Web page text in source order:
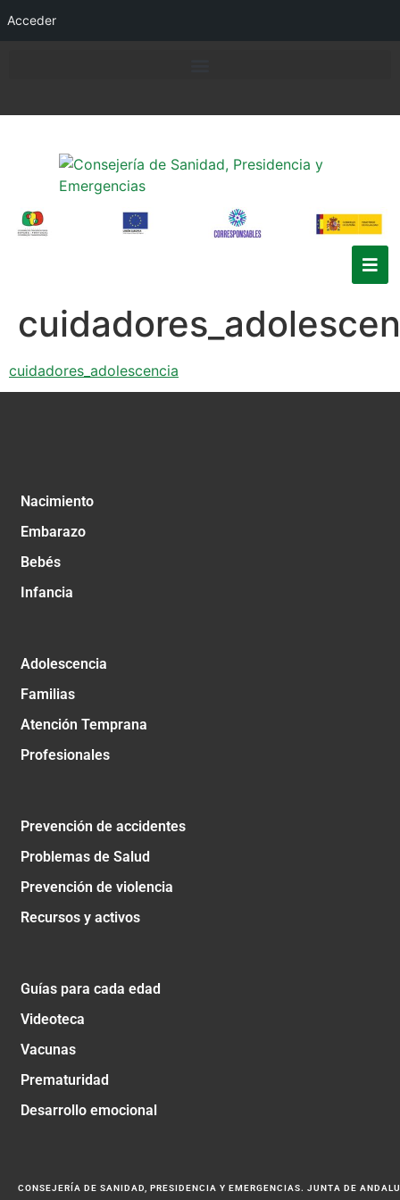
Acceder
cuidadores_adolescencia
Nacimiento
Embarazo
Bebés
Infancia
Adolescencia
Familias
Atención Temprana
Profesionales
Prevención de accidentes
Problemas de Salud
Prevención de violencia
Recursos y activos
Guías para cada edad
Videoteca
Vacunas
Prematuridad
Desarrollo emocional
CONSEJERÍA DE SANIDAD, PRESIDENCIA Y EMERGENCIAS. JUNTA DE